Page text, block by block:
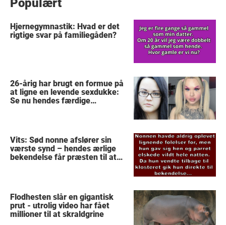
Populært
Hjernegymnastik: Hvad er det
rigtige svar på familiegåden?
26-årig har brugt en formue på
at ligne en levende sexdukke:
Se nu hendes færdige
Vits: Sød nonne afslører sin
værste synd – hendes ærlige
bekendelse får præsten til at
Flodhesten slår en gigantisk
prut - utrolig video har fået
millioner til at skraldgrine